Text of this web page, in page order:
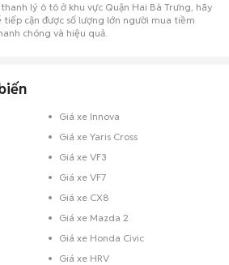
lý ô tô ở khu vực Quận Hai Bà Trưng, hãy
cận được số lượng lớn người mua tiềm
chóng và hiệu quả.
Giá xe Innova
Giá xe Yaris Cross
Giá xe VF3
Giá xe VF7
Giá xe CX8
Giá xe Mazda 2
Giá xe Honda Civic
Giá xe HRV